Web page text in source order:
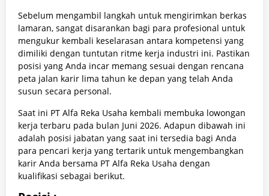
Sebelum mengambil langkah untuk mengirimkan berkas
lamaran, sangat disarankan bagi para profesional untuk
mengukur kembali keselarasan antara kompetensi yang
dimiliki dengan tuntutan ritme kerja industri ini. Pastikan
posisi yang Anda incar memang sesuai dengan rencana
peta jalan karir lima tahun ke depan yang telah Anda
susun secara personal.
Saat ini PT Alfa Reka Usaha kembali membuka lowongan
kerja terbaru pada bulan Juni 2026. Adapun dibawah ini
adalah posisi jabatan yang saat ini tersedia bagi Anda
para pencari kerja yang tertarik untuk mengembangkan
karir Anda bersama PT Alfa Reka Usaha dengan
kualifikasi sebagai berikut.